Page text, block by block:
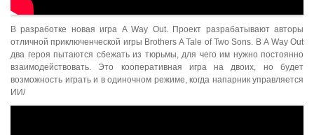
В разработке новая игра A Way Out. Проект разрабатывают авторы
отличной приключенческой игры Brothers A Tale of Two Sons. В A Way Out
два героя пытаются сбежать из тюрьмы, для чего им нужно постоянно
взаимодействовать. Это кооперативная игра на двоих, но будет
возможность играть и в одиночном режиме, когда напарник управляется
ИИ/